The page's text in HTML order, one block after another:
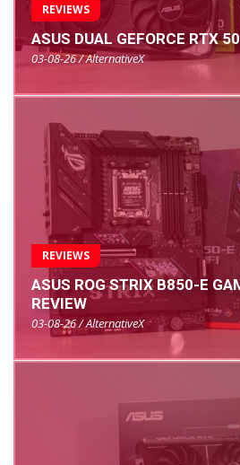
REVIEWS
ASUS DUAL GEFORCE RTX
03-08-26 / AlternativeX
REVIEWS
ASUS ROG STRIX B850-E
REVIEW
03-08-26 / AlternativeX